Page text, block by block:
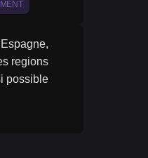
regions
possible